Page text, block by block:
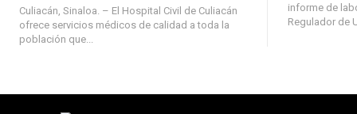
Culiacán, Sinaloa. – El Hospital Civil de Culiacán
ofrece servicios médicos de calidad a toda la
población que...
informe de
Regulador de